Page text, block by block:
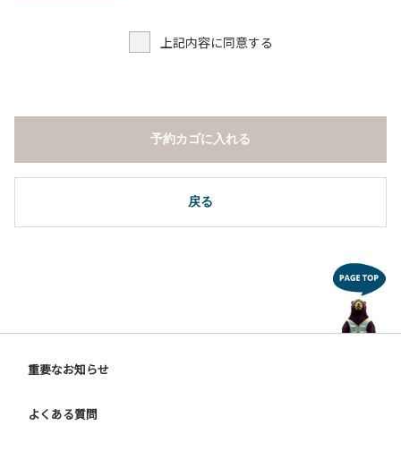
上記内容に同意する
戻る
予約カゴに入れる
重要なお知らせ
よくある質問